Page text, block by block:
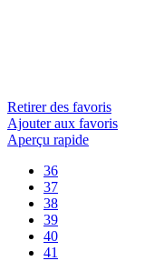
Retirer des favoris
Ajouter aux favoris
Aperçu rapide
36
37
38
39
40
41